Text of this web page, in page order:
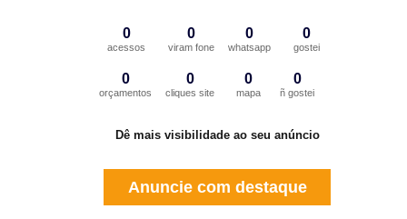
0
acessos
0
viram fone
0
whatsapp
0
gostei
0
orçamentos
0
cliques site
0
mapa
0
ñ gostei
Dê mais visibilidade ao seu anúncio
Anuncie com destaque